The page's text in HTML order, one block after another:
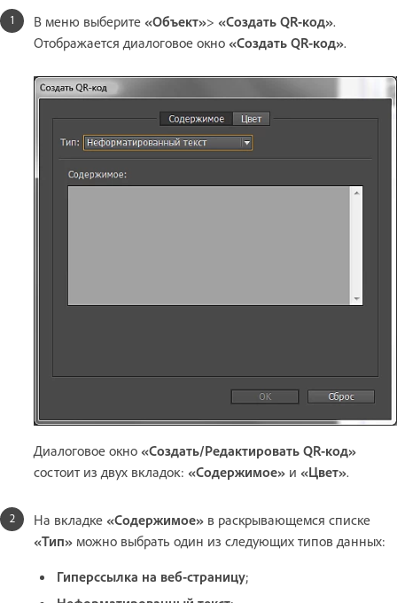
В меню выберите «Объект»> «Создать QR-код».
Отображается диалоговое окно «Создать QR-код».
Диалоговое окно «Создать/Редактировать QR-код»
состоит из двух вкладок: «Содержимое» и «Цвет».
На вкладке «Содержимое» в раскрывающемся списке
«Тип» можно выбрать один из следующих типов данных:
Гиперссылка на веб-страницу;